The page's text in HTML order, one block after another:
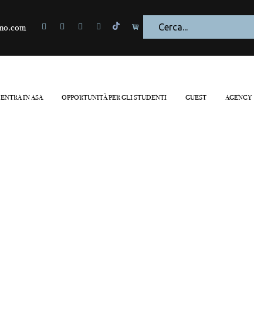
ENTRA IN ASA OPPORTUNITÀ PER GLI STUDENTI GUEST AGENCY